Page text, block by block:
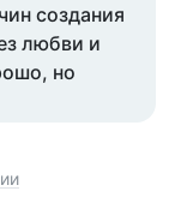
создания
любви и
но